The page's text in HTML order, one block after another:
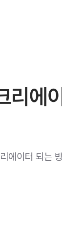
리에
에이터 되는